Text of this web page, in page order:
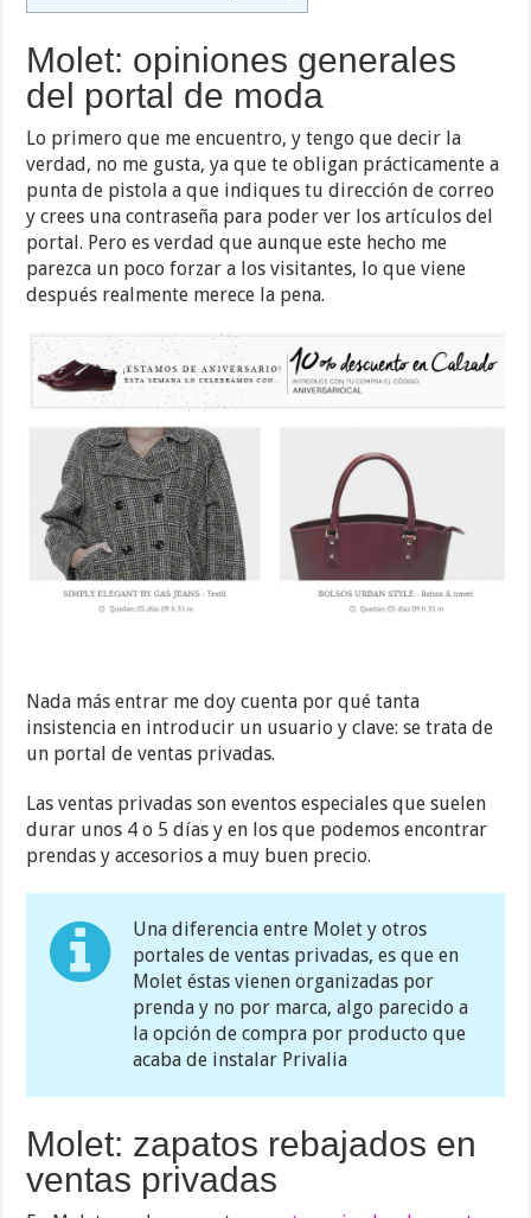
Molet: opiniones generales
del portal de moda
Lo primero que me encuentro, y tengo que decir la
verdad, no me gusta, ya que te obligan prácticamente a
punta de pistola a que indiques tu dirección de correo
y crees una contraseña para poder ver los artículos del
portal. Pero es verdad que aunque este hecho me
parezca un poco forzar a los visitantes, lo que viene
después realmente merece la pena.
Nada más entrar me doy cuenta por qué tanta
insistencia en introducir un usuario y clave: se trata de
un portal de ventas privadas.
Las ventas privadas son eventos especiales que suelen
durar unos 4 o 5 días y en los que podemos encontrar
prendas y accesorios a muy buen precio.
Una diferencia entre Molet y otros
portales de ventas privadas, es que en
Molet éstas vienen organizadas por
prenda y no por marca, algo parecido a
la opción de compra por producto que
acaba de instalar Privalia
Molet: zapatos rebajados en
ventas privadas